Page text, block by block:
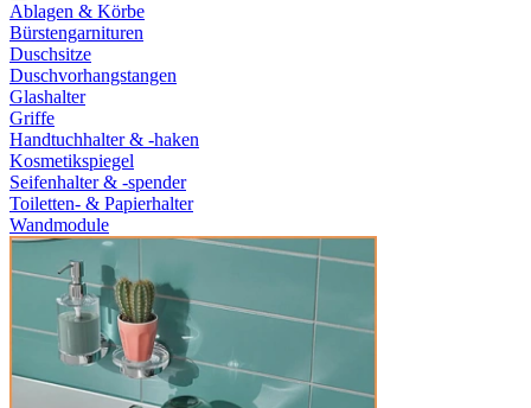
Ablagen & Körbe
Bürstengarnituren
Duschsitze
Duschvorhangstangen
Glashalter
Griffe
Handtuchhalter & -haken
Kosmetikspiegel
Seifenhalter & -spender
Toiletten- & Papierhalter
Wandmodule